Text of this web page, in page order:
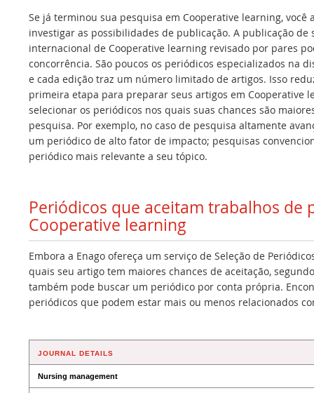
Se já terminou sua pesquisa em Cooperative learning, você
investigar as possibilidades de publicação. A publicação
internacional de Cooperative learning revisado por pares
concorrência. São poucos os periódicos especializados na
e cada edição traz um número limitado de artigos. Isso
primeira etapa para preparar seus artigos em Cooperative
selecionar os periódicos nos quais suas chances são
pesquisa. Por exemplo, no caso de pesquisa altamente
um periódico de alto fator de impacto; pesquisas
periódico mais relevante a seu tópico.
Periódicos que aceitam trabalhos de
Cooperative learning
Embora a Enago ofereça um serviço de Seleção de
quais seu artigo tem maiores chances de aceitação,
também pode buscar um periódico por conta própria.
periódicos que podem estar mais ou menos relacionados
JOURNAL DETAILS
Nursing management